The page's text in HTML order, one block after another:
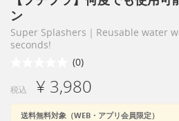
ン
Super Splashers｜Reusable water
seconds!
(0)
税込 ¥ 3,980
送料無料対象（WEB・アプリ会員限定）